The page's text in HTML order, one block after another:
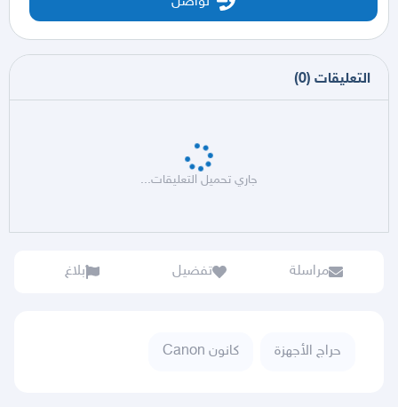
التعليقات (
0
)
جاري تحميل التعليقات...
مراسلة تفضيل بلاغ
حراج الأجهزة كانون Canon